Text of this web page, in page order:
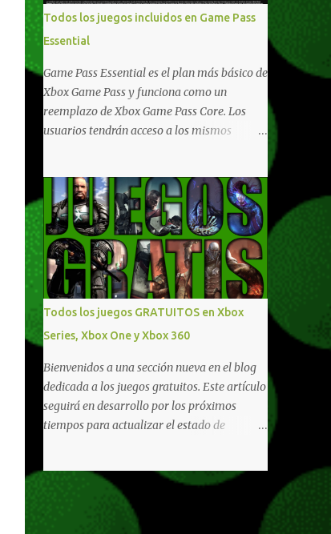
por acá . ¿Aún necesitas una mano con las
compras? Tenemos un tutorial extenso o en
vídeo para que se quiten todas las dudas
generales de cómo hacer compras en Xbox .
Podes consultar un listado más completo de
promociones desde xbox.com. El post puede
tener actualizaciones regulares o cambios
- México Ofertas - Estados Unidos Ofertas -
España Todas las ofertas de Xbox One
también aplican a Xbox Series, a excepción
de los jue...
Todos los juegos incluidos en Game Pass
Essential
Game Pass Essential es el plan más básico de
Xbox Game Pass y funciona como un
reemplazo de Xbox Game Pass Core. Los
usuarios tendrán acceso a los mismos
adicionales que fueron anunciados
recientemente. Essential incluirá como
novedades una serie de ventajas para
diferentes juegos free to play que están en
Xbox y PC, que van desde skins, desbloqueo
de personajes, paquetes de armas hasta
emotes, monedas virtuales y más para
diferentes títulos. Todas estas ventajas se
pueden reclamar desde la sección de Game
Pass o en tu aplicación de Xbox yendo
directamente a la pestaña de Game Pass.
Essential también ahora sumará el acceso a
la Nube de Xbox, el cual nos permitite jugar
juegos compatibles si es que los compramos
previamente (con más títulos en camino a
ser compatibles con la función Transmite tu
Todos los juegos GRATUITOS en Xbox
Series, Xbox One y Xbox 360
Bienvenidos a una sección nueva en el blog
dedicada a los juegos gratuitos. Este artículo
seguirá en desarrollo por los próximos
tiempos para actualizar el estado de
de nuestros lectores. Primero que nada
hemos remarcado los juegos gratuitos que
están limitados o en otras regiones. Dichos